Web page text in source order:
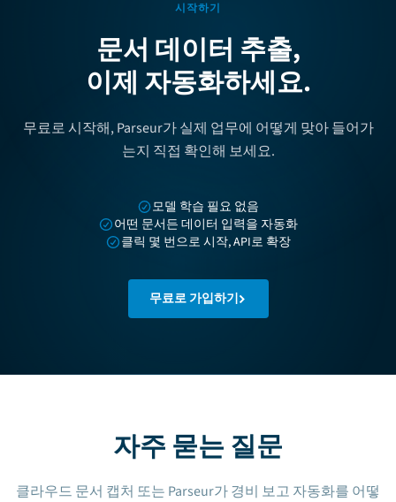
시작하기
문서 데이터 추출,
이제 자동화하세요.
무료로 시작해, Parseur가 실제 업무에 어떻게 맞아 들어가
는지 직접 확인해 보세요.
모델 학습 필요 없음
어떤 문서든 데이터 입력을 자동화
클릭 몇 번으로 시작, API로 확장
무료로 가입하기
자주 묻는 질문
클라우드 문서 캡처 또는 Parseur가 경비 보고 자동화를 어떻